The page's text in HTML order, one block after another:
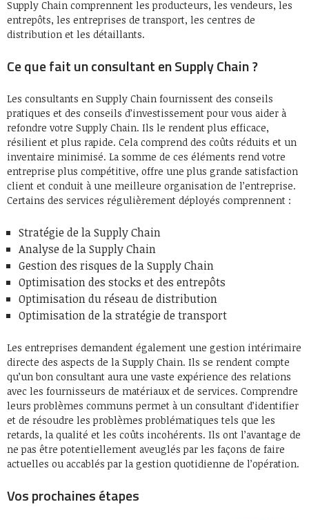
Supply Chain comprennent les producteurs, les vendeurs, les
entrepôts, les entreprises de transport, les centres de
distribution et les détaillants.
Ce que fait un consultant en Supply Chain ?
Les consultants en Supply Chain fournissent des conseils
pratiques et des conseils d’investissement pour vous aider à
refondre votre Supply Chain. Ils le rendent plus efficace,
résilient et plus rapide. Cela comprend des coûts réduits et un
inventaire minimisé. La somme de ces éléments rend votre
entreprise plus compétitive, offre une plus grande satisfaction
client et conduit à une meilleure organisation de l’entreprise.
Certains des services régulièrement déployés comprennent :
Stratégie de la Supply Chain
Analyse de la Supply Chain
Gestion des risques de la Supply Chain
Optimisation des stocks et des entrepôts
Optimisation du réseau de distribution
Optimisation de la stratégie de transport
Les entreprises demandent également une gestion intérimaire
directe des aspects de la Supply Chain. Ils se rendent compte
qu’un bon consultant aura une vaste expérience des relations
avec les fournisseurs de matériaux et de services. Comprendre
leurs problèmes communs permet à un consultant d’identifier
et de résoudre les problèmes problématiques tels que les
retards, la qualité et les coûts incohérents. Ils ont l’avantage de
ne pas être potentiellement aveuglés par les façons de faire
actuelles ou accablés par la gestion quotidienne de l’opération.
Vos prochaines étapes